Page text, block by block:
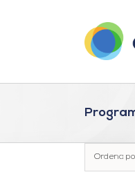
Ordena